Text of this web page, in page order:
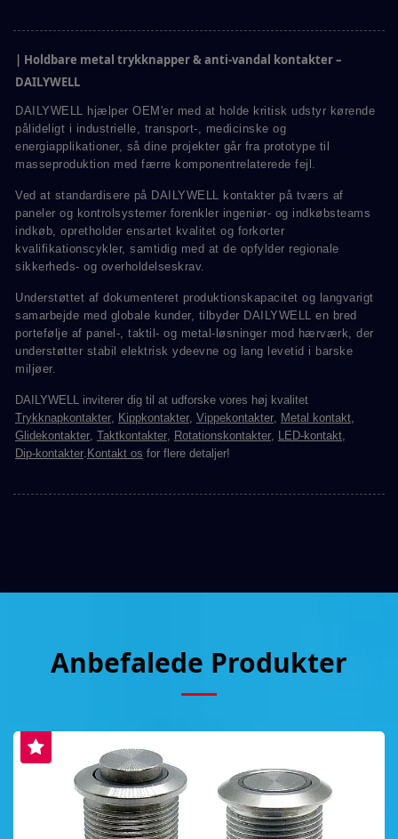
| Holdbare metal trykknapper & anti-vandal kontakter –
DAILYWELL
DAILYWELL hjælper OEM'er med at holde kritisk udstyr kørende
pålideligt i industrielle, transport-, medicinske og
energiapplikationer, så dine projekter går fra prototype til
masseproduktion med færre komponentrelaterede fejl.
Ved at standardisere på DAILYWELL kontakter på tværs af
paneler og kontrolsystemer forenkler ingeniør- og indkøbsteams
indkøb, opretholder ensartet kvalitet og forkorter
kvalifikationscykler, samtidig med at de opfylder regionale
sikkerheds- og overholdelseskrav.
Understøttet af dokumenteret produktionskapacitet og langvarigt
samarbejde med globale kunder, tilbyder DAILYWELL en bred
portefølje af panel-, taktil- og metal-løsninger mod hærværk, der
understøtter stabil elektrisk ydeevne og lang levetid i barske
miljøer.
DAILYWELL inviterer dig til at udforske vores høj kvalitet
Trykknapkontakter Kippkontakter Vippekontakter Metal kontakt
Glidekontakter Taktkontakter Rotationskontakter LED-kontakt
Dip-kontakter Kontakt os for flere detaljer!
Anbefalede Produkter